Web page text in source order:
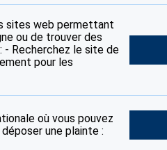
sites web permettant
ou de trouver des
- Recherchez le site de
pour les
où vous pouvez
une plainte :